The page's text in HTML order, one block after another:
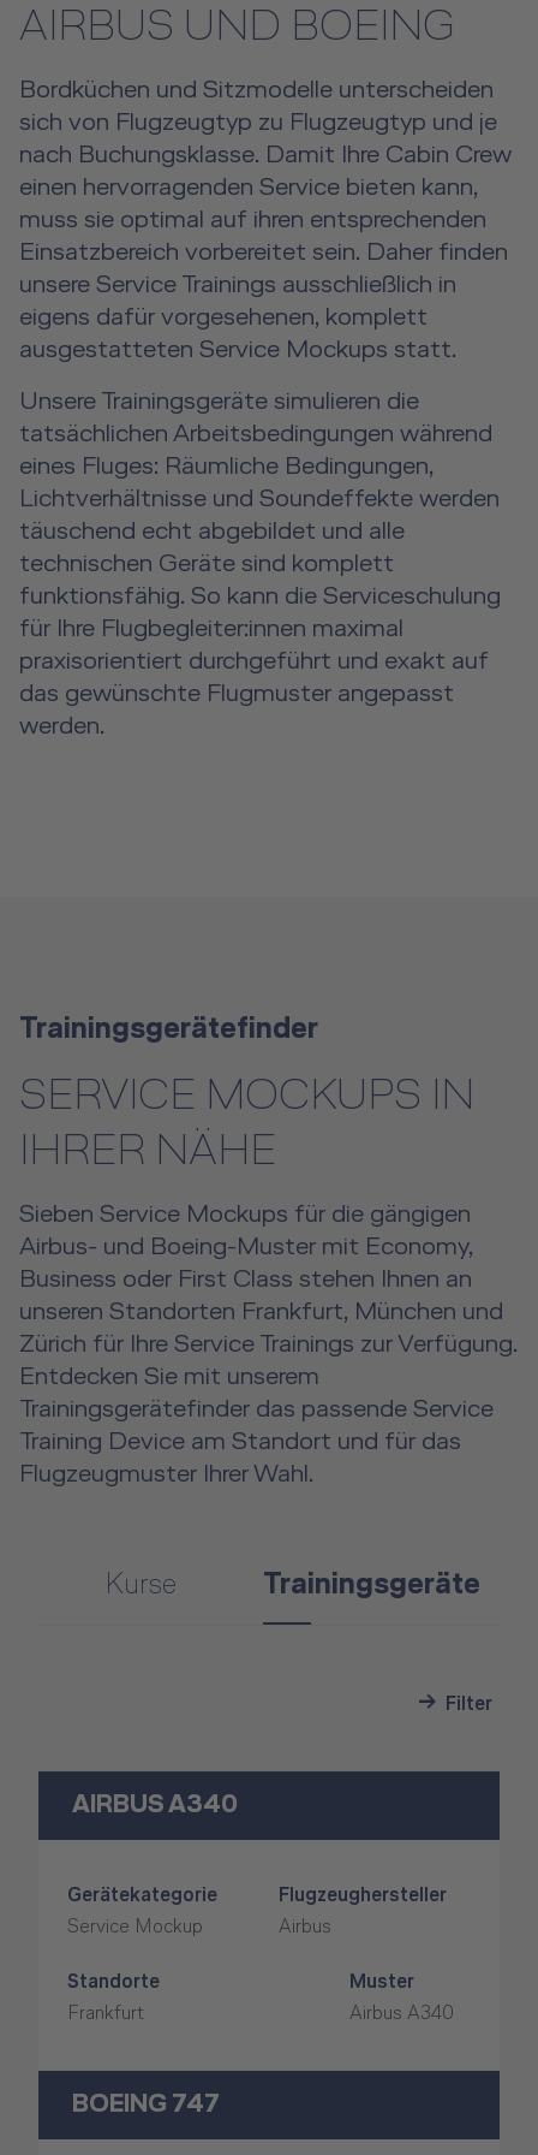
Human Factors Academy
Flugangstseminar
Für Geschäfts- & Privatkunden
Für Geschäfts- & Privatkunden Übersicht
Simulatorflüge
Event Locations
A2B Business Training
Aircraft Tool Rental
Doctor on Board
AIRBUS UND BOEING
Bordküchen und Sitzmodelle unterscheiden
sich von Flugzeugtyp zu Flugzeugtyp und je
nach Buchungsklasse. Damit Ihre Cabin Crew
einen hervorragenden Service bieten kann,
muss sie optimal auf ihren entsprechenden
Einsatzbereich vorbereitet sein. Daher finden
unsere Service Trainings ausschließlich in
eigens dafür vorgesehenen, komplett
ausgestatteten Service Mockups statt.
Unsere Trainingsgeräte simulieren die
tatsächlichen Arbeitsbedingungen während
eines Fluges: Räumliche Bedingungen,
Lichtverhältnisse und Soundeffekte werden
täuschend echt abgebildet und alle
technischen Geräte sind komplett
funktionsfähig. So kann die Serviceschulung
für Ihre Flugbegleiter:innen maximal
praxisorientiert durchgeführt und exakt auf
das gewünschte Flugmuster angepasst
werden.
Trainingsgerätefinder
SERVICE MOCKUPS IN
IHRER NÄHE
Sieben Service Mockups für die gängigen
Airbus- und Boeing-Muster mit Economy,
Business oder First Class stehen Ihnen an
unseren Standorten Frankfurt, München und
Zürich für Ihre Service Trainings zur Verfügung.
Entdecken Sie mit unserem
Trainingsgerätefinder das passende Service
Training Device am Standort und für das
Flugzeugmuster Ihrer Wahl.
Kurse Trainingsgeräte
Filter
AIRBUS A340
Gerätekategorie
Service Mockup
Flugzeughersteller
Airbus
Standorte
Frankfurt
Muster
Airbus A340
BOEING 747